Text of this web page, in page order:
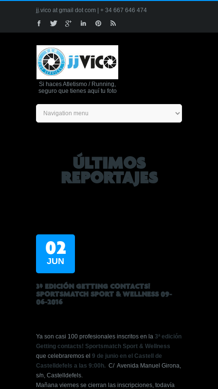
jj.vico at gmail dot com | + 34 667 646 474
Si haces Atletismo / Running,
seguro que tienes aquí tu foto
ÚLTIMOS
REPORTAJES
02
JUN
3ª EDICIÓN GETTING CONTACTS!
SPORTSMATCH SPORT & WELLNESS 09-
06-2016
Ya son casi 100 profesionales inscritos en la 3ª edición
Getting contacts! Sportsmatch Sport & Wellness
que celebraremos el 9 de junio en el Castell de
Castelldefels a las 9:00h. C/ Avenida Manuel Girona,
s/n, Castelldefels.
Mañana viernes se cierran las inscripciones, todavía